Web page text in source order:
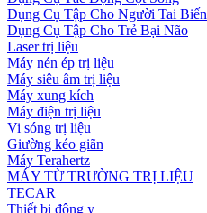
Dụng Cụ Tập Cho Người Tai Biến
Dụng Cụ Tập Cho Trẻ Bại Não
Laser trị liệu
Máy nén ép trị liệu
Máy siêu âm trị liệu
Máy xung kích
Máy điện trị liệu
Vi sóng trị liệu
Giường kéo giãn
Máy Terahertz
MÁY TỪ TRƯỜNG TRỊ LIỆU
TECAR
Thiết bị đông y